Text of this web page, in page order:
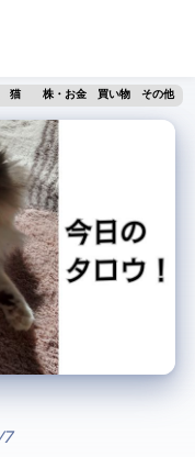
猫 株・お金 買い物 その他